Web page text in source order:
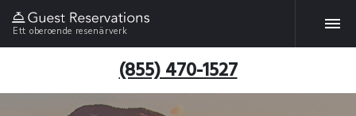
Ett oberoende resenärverk
(855) 470-1527